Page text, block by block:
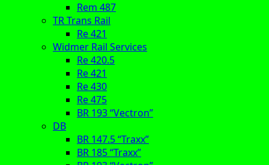
Rem 487
TR Trans Rail
Re 421
Widmer Rail Services
Re 420.5
Re 421
Re 430
Re 475
BR 193 “Vectron”
DB
BR 147.5 “Traxx”
BR 185 “Traxx”